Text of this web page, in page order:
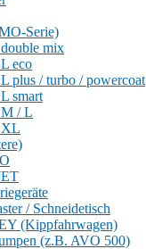
Serie)
mix
eco
plus / turbo / powercoat
smart
/ L
/ Schneidetisch
(Kippfahrwagen)
(z.B. AVO 500)